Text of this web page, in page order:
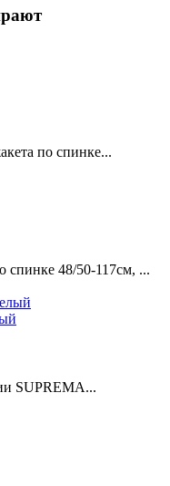
по спинке...
спинке 48/50-117см, ...
SUPREMA...